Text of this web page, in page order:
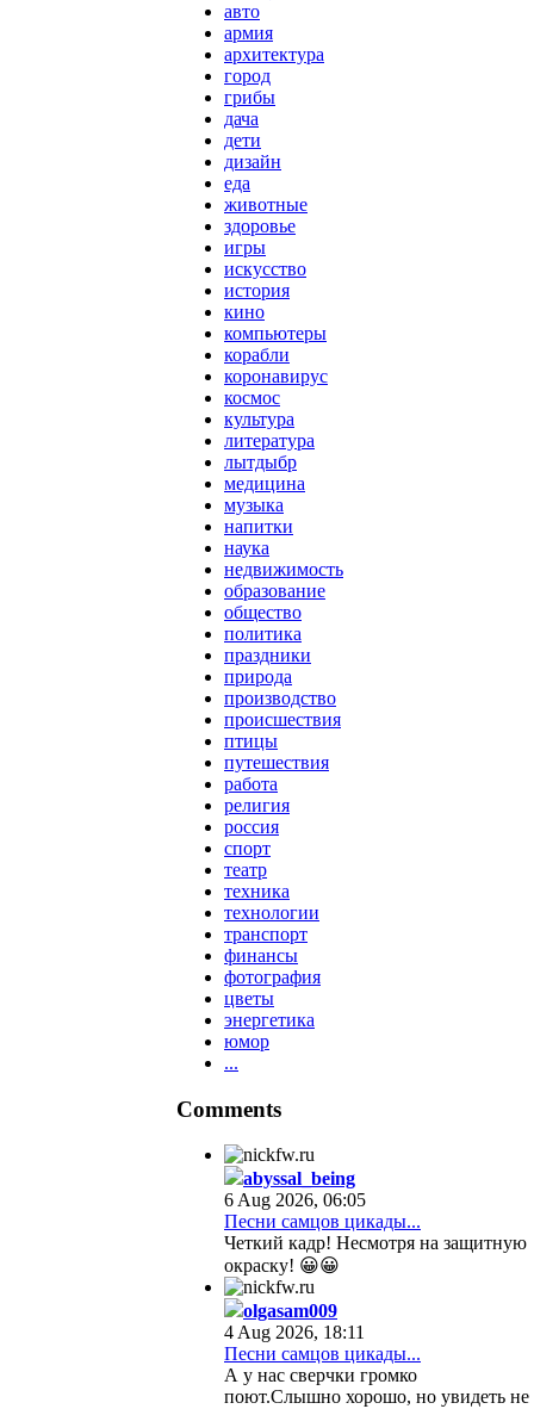
авто
армия
архитектура
город
грибы
дача
дети
дизайн
еда
животные
здоровье
игры
искусство
история
кино
компьютеры
корабли
коронавирус
космос
культура
литература
лытдыбр
медицина
музыка
напитки
наука
недвижимость
образование
общество
политика
праздники
природа
производство
происшествия
птицы
путешествия
работа
религия
россия
спорт
театр
техника
технологии
транспорт
финансы
фотография
цветы
энергетика
юмор
...
Comments
abyssal_being
6 Aug 2026, 06:05
Песни самцов цикады...
Четкий кадр! Несмотря на защитную
окраску! 😀😀
olgasam009
4 Aug 2026, 18:11
Песни самцов цикады...
А у нас сверчки громко
поют.Слышно хорошо, но увидеть не